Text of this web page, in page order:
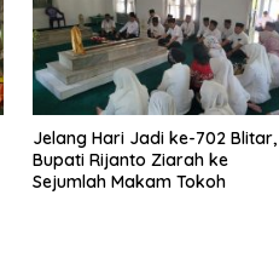
Jelang Hari Jadi ke-702 Blitar,
Bupati Rijanto Ziarah ke
Sejumlah Makam Tokoh